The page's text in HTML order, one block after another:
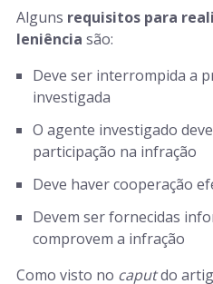
Alguns requisitos para
leniência são:
Deve ser interrompida a
investigada
O agente investigado
participação na infração
Deve haver cooperação
Devem ser fornecidas
comprovem a infração
Como visto no caputdo